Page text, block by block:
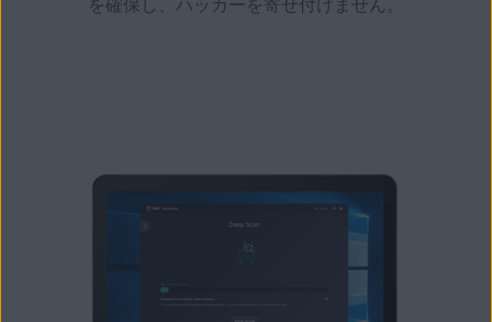
を確保し、ハッカーを寄せ付けません。